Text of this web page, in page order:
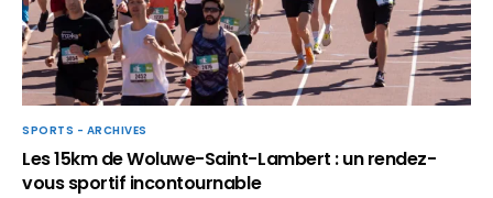
SPORTS - ARCHIVES
Les 15km de Woluwe-Saint-Lambert : un rendez-
vous sportif incontournable